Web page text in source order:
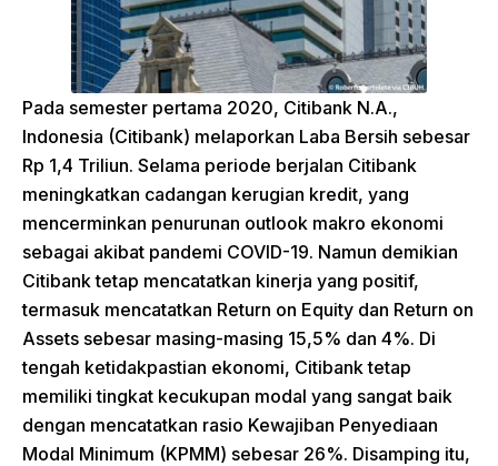
Pada semester pertama 2020, Citibank N.A.,
Indonesia (Citibank) melaporkan Laba Bersih sebesar
Rp 1,4 Triliun. Selama periode berjalan Citibank
meningkatkan cadangan kerugian kredit, yang
mencerminkan penurunan outlook makro ekonomi
sebagai akibat pandemi COVID-19. Namun demikian
Citibank tetap mencatatkan kinerja yang positif,
termasuk mencatatkan Return on Equity dan Return on
Assets sebesar masing-masing 15,5% dan 4%. Di
tengah ketidakpastian ekonomi, Citibank tetap
memiliki tingkat kecukupan modal yang sangat baik
dengan mencatatkan rasio Kewajiban Penyediaan
Modal Minimum (KPMM) sebesar 26%. Disamping itu,